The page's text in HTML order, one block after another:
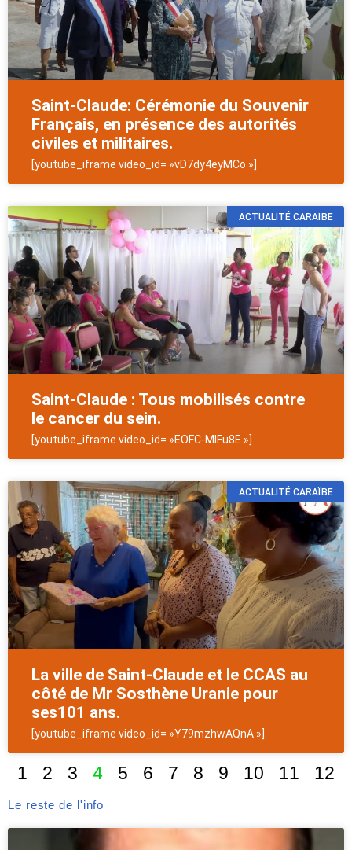
Saint-Claude: Cérémonie du Souvenir
Français, en présence des autorités
civiles et militaires.
[youtube_iframe video_id= »vD7dy4eyMCo »]
ACTUALITÉ CARAÏBE
Saint-Claude : Tous mobilisés contre
le cancer du sein.
[youtube_iframe video_id= »EOFC-MIFu8E »]
ACTUALITÉ CARAÏBE
La ville de Saint-Claude et le CCAS au
côté de Mr Sosthène Uranie pour
ses101 ans.
[youtube_iframe video_id= »Y79mzhwAQnA »]
1 2 3 4 5 6 7 8 9 10 11 12
Le reste de l'info